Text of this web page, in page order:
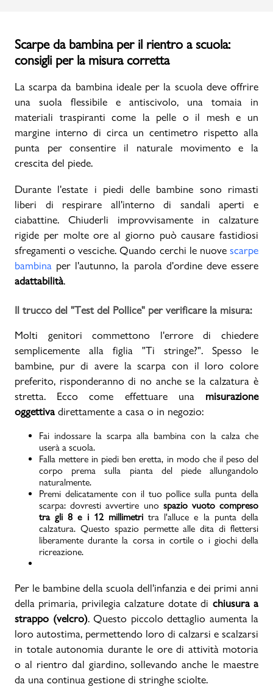
Scarpe da bambina per il rientro a scuola:
consigli per la misura corretta
La scarpa da bambina ideale per la scuola deve offrire
una suola flessibile e antiscivolo, una tomaia in
materiali traspiranti come la pelle o il mesh e un
margine interno di circa un centimetro rispetto alla
punta per consentire il naturale movimento e la
crescita del piede.
Durante l'estate i piedi delle bambine sono rimasti
liberi di respirare all'interno di sandali aperti e
ciabattine. Chiuderli improvvisamente in calzature
rigide per molte ore al giorno può causare fastidiosi
sfregamenti o vesciche. Quando cerchi le nuove scarpe
bambina per l'autunno, la parola d'ordine deve essere
adattabilità.
Il trucco del "Test del Pollice" per verificare la misura:
Molti genitori commettono l'errore di chiedere
semplicemente alla figlia "Ti stringe?". Spesso le
bambine, pur di avere la scarpa con il loro colore
preferito, risponderanno di no anche se la calzatura è
stretta. Ecco come effettuare una misurazione
oggettivadirettamente a casa o in negozio:
Fai indossare la scarpa alla bambina con la calza che
userà a scuola.
Falla mettere in piedi ben eretta, in modo che il peso del
corpo prema sulla pianta del piede allungandolo
naturalmente.
Premi delicatamente con il tuo pollice sulla punta della
scarpa: dovresti avvertire uno spazio vuoto compreso
tra gli 8 e i 12 millimetri tra l'alluce e la punta della
calzatura. Questo spazio permette alle dita di flettersi
liberamente durante la corsa in cortile o i giochi della
ricreazione.
Per le bambine della scuola dell'infanzia e dei primi anni
della primaria, privilegia calzature dotate di chiusura a
strappo (velcro). Questo piccolo dettaglio aumenta la
loro autostima, permettendo loro di calzarsi e scalzarsi
in totale autonomia durante le ore di attività motoria
o al rientro dal giardino, sollevando anche le maestre
da una continua gestione di stringhe sciolte.